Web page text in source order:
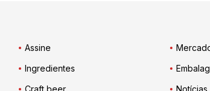
Assine
Ingredientes
Craft beer Notícias